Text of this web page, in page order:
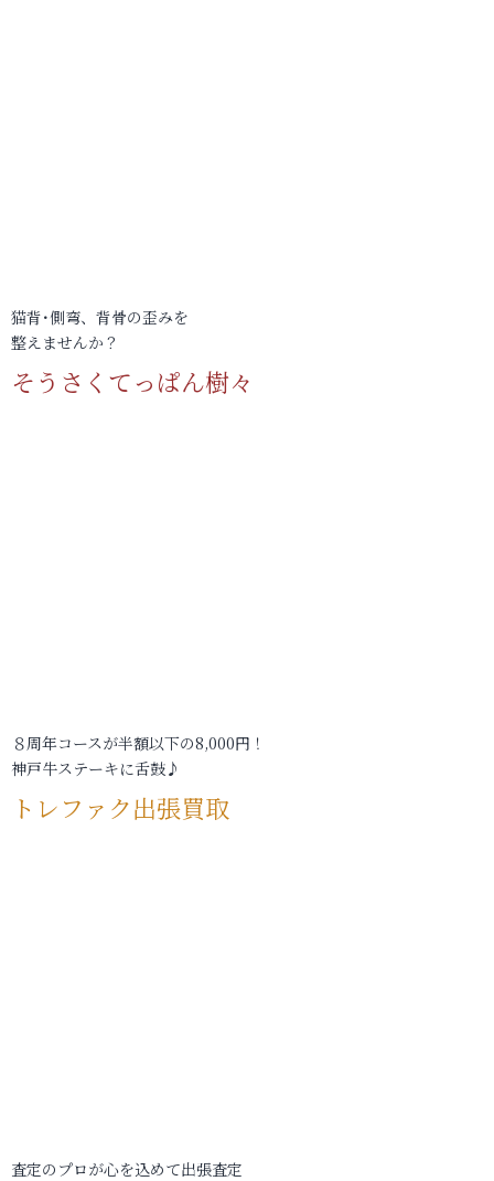
猫背･側弯、背骨の歪みを
整えませんか？
そうさくてっぱん樹々
８周年コースが半額以下の8,000円！
神戸牛ステーキに舌鼓♪
トレファク出張買取
査定のプロが心を込めて出張査定